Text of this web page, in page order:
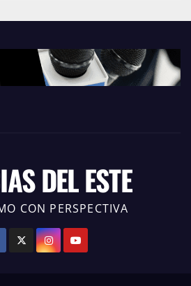
DEL ESTE
CON PERSPECTIVA